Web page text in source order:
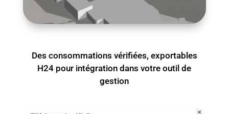
Des consommations vérifiées, exportables
H24 pour intégration dans votre outil de
gestion